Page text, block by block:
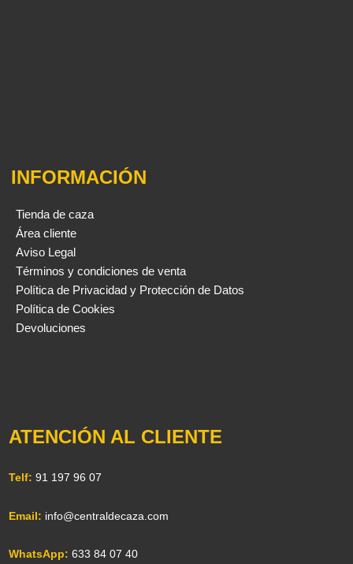
INFORMACIÓN
Tienda de caza
Área cliente
Aviso Legal
Términos y condiciones de venta
Política de Privacidad y Protección de Datos
Política de Cookies
Devoluciones
ATENCIÓN AL CLIENTE
Telf: 91 197 96 07
Email: info@centraldecaza.com
WhatsApp: 633 84 07 40